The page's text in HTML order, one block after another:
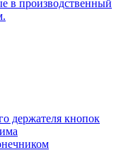
в производственный
держателя кнопок